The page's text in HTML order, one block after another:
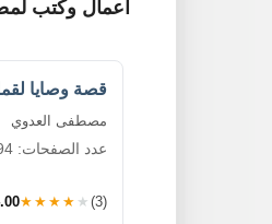
أعمال وكتب
قصة وصايا
مصطفى العدوي
عدد الصفحات: 94
★★★★★ (3)